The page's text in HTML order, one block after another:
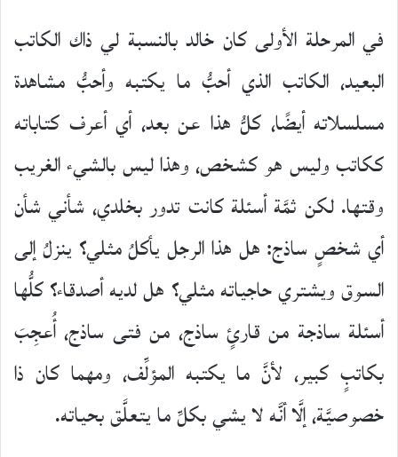
في المرحلة الأولى كان خالد بالنسبة لي ذاك الكاتب
البعيد، الكاتب الذي أحبُّ ما يكتبه وأحبُّ مشاهدة
مسلسلاته أيضًا، كلُّ هذا عن بعد، أي أعرف كتاباته
ككاتب وليس هو كشخص، وهذا ليس بالشيء الغريب
وقتها. لكن ثمَّة أسئلة كانت تدور بخلدي، شأني شأن
أي شخصٍ ساذج: هل هذا الرجل يأكلُ مثلي؟ ينزلُ إلى
السوق ويشتري حاجياته مثلي؟ هل لديه أصدقاء؟ كلُّها
أسئلة ساذجة من قارئٍ ساذج، من فتى ساذج، أُعجِبَ
بكاتبٍ كبير، لأنَّ ما يكتبه المؤلِّف، ومهما كان ذا
خصوصيَّة، إلَّا أنَّه لا يشي بكلِّ ما يتعلَّق بحياته.